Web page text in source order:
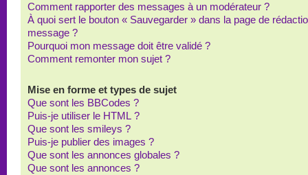
Comment rapporter des messages à un modérateur ?
À quoi sert le bouton « Sauvegarder » dans la page de
message ?
Pourquoi mon message doit être validé ?
Comment remonter mon sujet ?
Mise en forme et types de sujet
Que sont les BBCodes ?
Puis-je utiliser le HTML ?
Que sont les smileys ?
Puis-je publier des images ?
Que sont les annonces globales ?
Que sont les annonces ?